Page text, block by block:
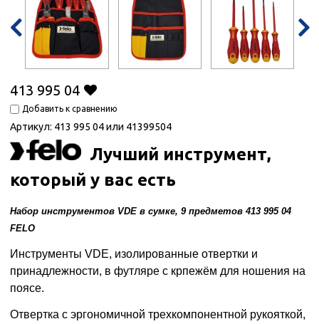
 
413 995 04
Добавить к сравнению
Артикул: 413 995 04 или 41399504
Лучший инструмент,
который у вас есть
Набор инструментов VDE в сумке, 9 предметов 413 995 04
FELO
Инструменты VDE, изолированные отвертки и
принадлежности, в футляре с крпежём для ношения на
поясе.
Отвертка с эргономичной трехкомпонентной рукояткой,